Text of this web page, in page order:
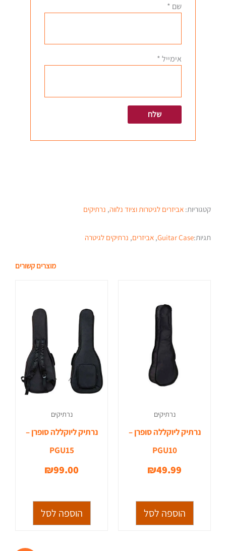
שם *
אימייל*
קטגוריות: אביזרים לגיטרות וציוד נלווה, נרתיקים
תגיות:Guitar Case
, אביזרים, נרתיקים לגיטרה
מוצרים קשורים
נרתיקים
נרתיק ליוקללה סופרן –
PGU10
₪49.99
הוספה לסל
נרתיקים
נרתיק ליוקללה סופרן –
PGU15
₪99.00
הוספה לסל